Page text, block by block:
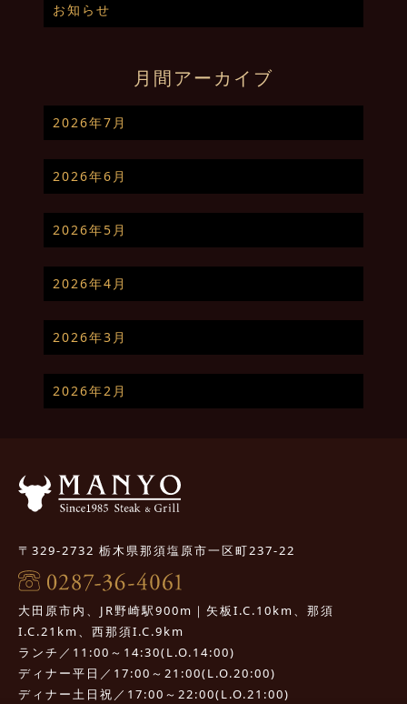
お知らせ
月間アーカイブ
2026年7月
2026年6月
2026年5月
2026年4月
2026年3月
2026年2月
〒329-2732 栃木県那須塩原市一区町237-22
大田原市内、JR野崎駅900m｜矢板I.C.10km、那須
I.C.21km、西那須I.C.9km
ランチ／11:00～14:30(L.O.14:00)
ディナー平日／17:00～21:00(L.O.20:00)
ディナー土日祝／17:00～22:00(L.O.21:00)